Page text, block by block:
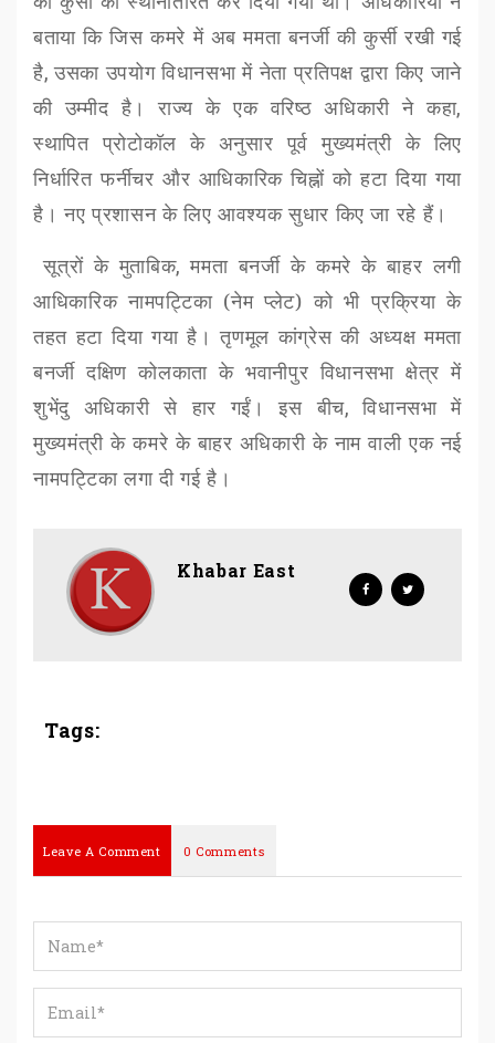
बताया कि जिस कमरे में अब ममता बनर्जी की कुर्सी रखी गई
है,उसका उपयोग विधानसभा में नेता प्रतिपक्ष द्वारा किए जाने
की उम्मीद है। राज्य के एक वरिष्ठ अधिकारी ने कहा,
स्थापित प्रोटोकॉल के अनुसार पूर्व मुख्यमंत्री के लिए
निर्धारित फर्नीचर और आधिकारिक चिह्नों को हटा दिया गया
है। नए प्रशासन के लिए आवश्यक सुधार किए जा रहे हैं।
सूत्रों के मुताबिक,ममता बनर्जी के कमरे के बाहर लगी
आधिकारिक नामपट्टिका (नेम प्लेट) को भी प्रक्रिया के
तहत हटा दिया गया है। तृणमूल कांग्रेस की अध्यक्ष ममता
बनर्जी दक्षिण कोलकाता के भवानीपुर विधानसभा क्षेत्र में
शुभेंदु अधिकारी से हार गईं। इस बीच,विधानसभा में
मुख्यमंत्री के कमरे के बाहर अधिकारी के नाम वाली एक नई
नामपट्टिका लगा दी गई है।
Khabar East
Tags:
Leave A Comment 0 Comments